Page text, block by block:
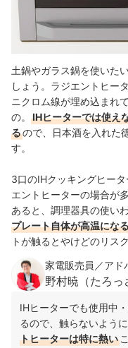
土鍋やガラス鍋を使いた
しょう。ラジエントヒー
ニクロム線が埋め込まれ
の。
IHヒーターでは使え
るので、日本酒を入れた
す。
3口のIHクッキングヒー
エントヒーターの場合が
あると、調理器具の使い
プレート自体が高温にな
トが触るとやけどのリス
家電販売員／アド
野村暁（たろっ
IHヒーターでも使用中
るので、触らないよう
トヒーターは特に熱い